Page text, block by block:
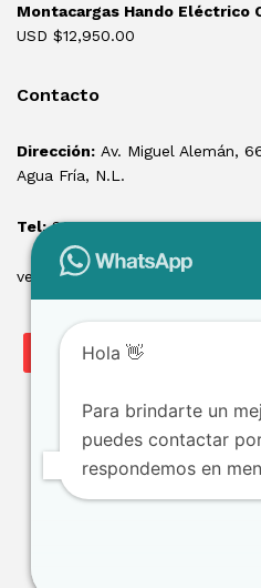
Montacargas Hando Eléctrico
USD $12,950.00
Contacto
Dirección: Av. Miguel Alemán,
Agua Fría, N.L.
Tel:81 1550 3100
ventas@losmontacargas.mx
Copyright © 2025
Hola 👋
Para brindarte un
puedes contactar
respondemos en